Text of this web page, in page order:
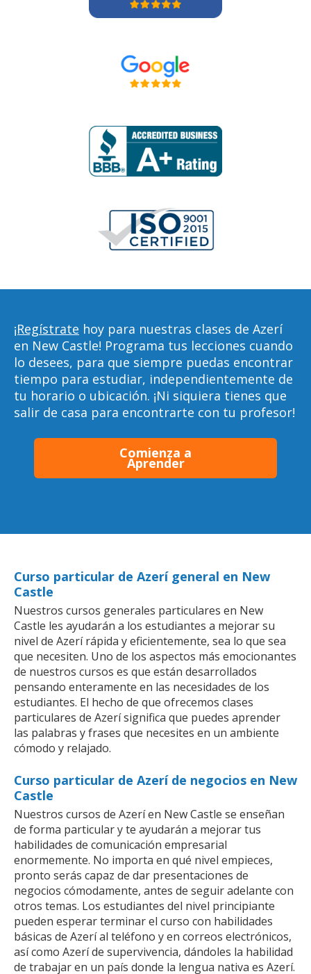
¡Regístrate hoy para nuestras clases de Azerí
en New Castle! Programa tus lecciones cuando
lo desees, para que siempre puedas encontrar
tiempo para estudiar, independientemente de
tu horario o ubicación. ¡Ni siquiera tienes que
salir de casa para encontrarte con tu profesor!
Comienza a
Aprender
Curso particular de Azerí general en New
Castle
Nuestros cursos generales particulares en New
Castle les ayudarán a los estudiantes a mejorar su
nivel de Azerí rápida y eficientemente, sea lo que sea
que necesiten. Uno de los aspectos más emocionantes
de nuestros cursos es que están desarrollados
pensando enteramente en las necesidades de los
estudiantes. El hecho de que ofrecemos clases
particulares de Azerí significa que puedes aprender
las palabras y frases que necesites en un ambiente
cómodo y relajado.
Curso particular de Azerí de negocios en New
Castle
Nuestros cursos de Azerí en New Castle se enseñan
de forma particular y te ayudarán a mejorar tus
habilidades de comunicación empresarial
enormemente. No importa en qué nivel empieces,
pronto serás capaz de dar presentaciones de
negocios cómodamente, antes de seguir adelante con
otros temas. Los estudiantes del nivel principiante
pueden esperar terminar el curso con habilidades
básicas de Azerí al teléfono y en correos electrónicos,
así como Azerí de supervivencia, dándoles la habilidad
de trabajar en un país donde la lengua nativa es Azerí.